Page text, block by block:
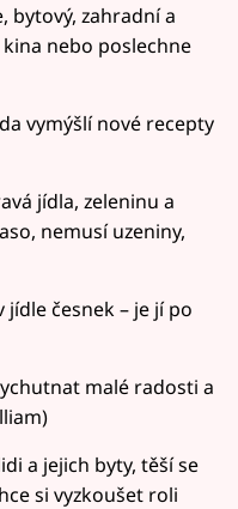
bytový, zahradní a
nebo poslechne
vymýšlí nové recepty
jídla, zeleninu a
nemusí uzeniny,
jídle česnek – je jí po
malé radosti a
a jejich byty, těší se
si vyzkoušet roli